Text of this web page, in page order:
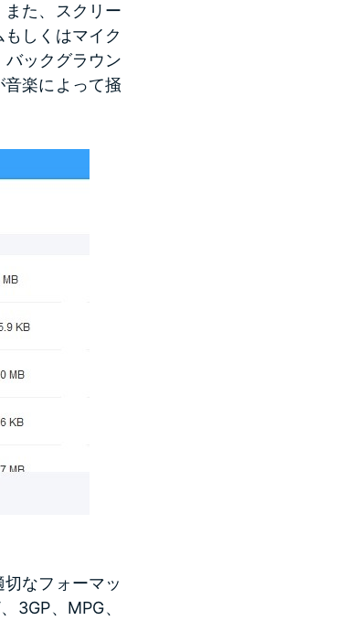
た、スクリー
しくはマイク
ックグラウン
楽によって掻
なフォーマッ
3GP、MPG、